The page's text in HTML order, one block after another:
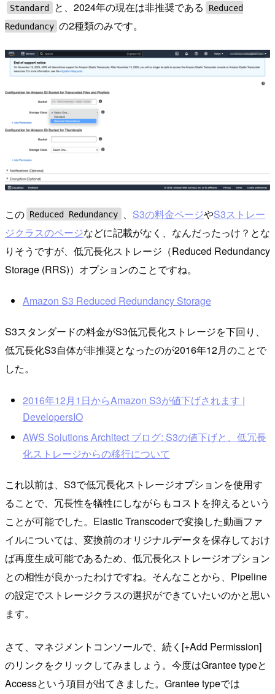
Standard と、2024年の現在は非推奨である
Reduced
Redundancy の2種類のみです。
この Reduced Redundancy S3の料金ページやS3ストレー
ジクラスのページなどに記載がなく、なんだったっけ？とな
りそうですが、低冗長化ストレージ（Reduced Redundancy
Storage (RRS)）オプションのことですね。
Amazon S3 Reduced Redundancy Storage
S3スタンダードの料金がS3低冗長化ストレージを下回り、
低冗長化S3自体が非推奨となったのが2016年12月のことで
した。
2016年12月1日からAmazon S3が値下げされます |
DevelopersIO
AWS Solutions Architect ブログ: S3の値下げと、低冗長
化ストレージからの移行について
これ以前は、S3で低冗長化ストレージオプションを使用す
ることで、冗長性を犠牲にしながらもコストを抑えるという
ことが可能でした。Elastic Transcoderで変換した動画ファ
イルについては、変換前のオリジナルデータを保存しておけ
ば再度生成可能であるため、低冗長化ストレージオプション
との相性が良かったわけですね。そんなことから、Pipeline
の設定でストレージクラスの選択ができていたいのかと思い
ます。
さて、マネジメントコンソールで、続く[+Add Permission]
のリンクをクリックしてみましょう。今度はGrantee typeと
Accessという項目が出てきました。Grantee typeでは